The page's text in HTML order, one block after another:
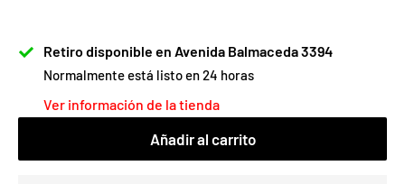
Retiro disponible en Avenida Balmaceda 3394
Normalmente está listo en 24 horas
Ver información de la tienda
Añadir al carrito